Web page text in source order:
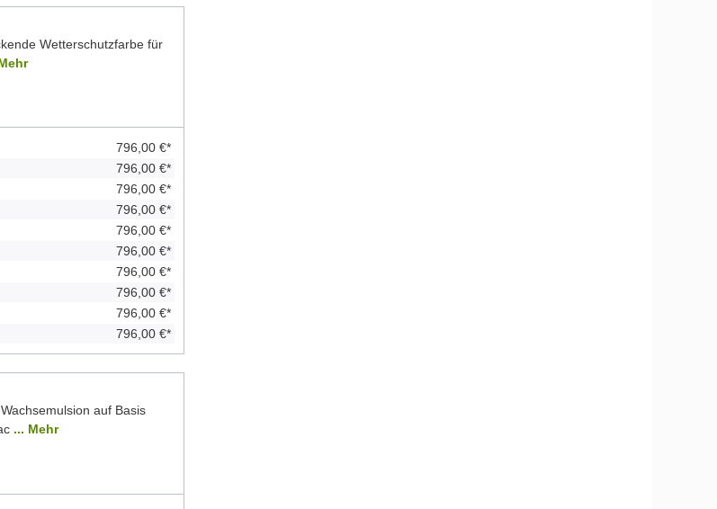
Wetterschutzfarbe für
796,00 €*
796,00 €*
796,00 €*
796,00 €*
796,00 €*
796,00 €*
796,00 €*
796,00 €*
796,00 €*
796,00 €*
auf Basis
... Mehr